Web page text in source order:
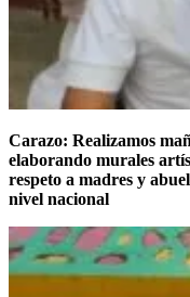
Carazo: Realizamos
elaborando murales
respeto a madres y
nivel nacional